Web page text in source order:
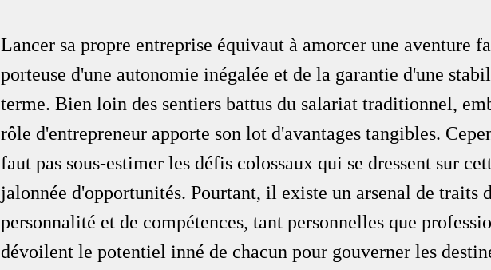
Lancer sa propre entreprise équivaut à amorcer une aventure
porteuse d'une autonomie inégalée et de la garantie d'une
terme. Bien loin des sentiers battus du salariat traditionnel,
rôle d'entrepreneur apporte son lot d'avantages tangibles.
faut pas sous-estimer les défis colossaux qui se dressent sur
jalonnée d'opportunités. Pourtant, il existe un arsenal de traits
personnalité et de compétences, tant personnelles que
dévoilent le potentiel inné de chacun pour gouverner les